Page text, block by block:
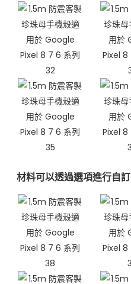
材料可以透過選項進行自訂